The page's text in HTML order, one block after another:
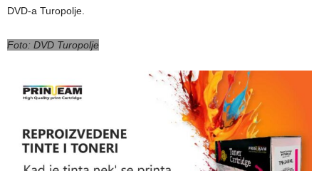
DVD-a Turopolje.
Foto: DVD Turopolje